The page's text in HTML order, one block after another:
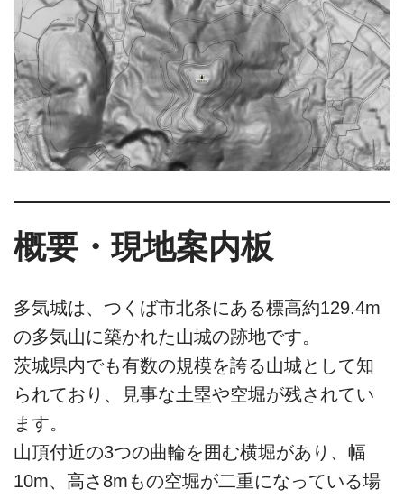
概要・現地案内板
多気城は、つくば市北条にある標高約129.4m
の多気山に築かれた山城の跡地です。
茨城県内でも有数の規模を誇る山城として知
られており、見事な土塁や空堀が残されてい
ます。
山頂付近の3つの曲輪を囲む横堀があり、幅
10m、高さ8mもの空堀が二重になっている場